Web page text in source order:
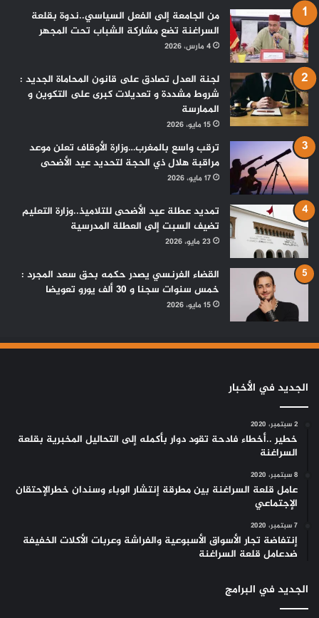
من الجامعة إلى الفعل السياسي..ندوة بقلعة
السراغنة تضع مشاركة الشباب تحت المجهر
4 مارس، 2026
لجنة العدل تصادق على قانون المحاماة الجديد :
شروط مشددة و تعديلات كبرى على التكوين و
الممارسة
15 مايو، 2026
ترقب واسع بالمغرب…وزارة الأوقاف تعلن موعد
مراقبة هلال ذي الحجة لتحديد عيد الأضحى
17 مايو، 2026
تمديد عطلة عيد الأضحى للتلاميذ..وزارة التعليم
تضيف السبت إلى العطلة المدرسية
23 مايو، 2026
القضاء الفرنسي يصدر حكمه بحق سعد المجرد :
خمس سنوات سجنا و 30 ألف يورو تعويضا
15 مايو، 2026
الجديد في الأخبار
2 سبتمبر، 2020
خطير ..أخطاء فادحة تقود دوار بأكمله إلى التحاليل المخبرية بقلعة
السراغنة
8 سبتمبر، 2020
عامل قلعة السراغنة بين مطرقة إنتشار الوباء وسندان خطرالإحتقان
الإجتماعي
7 سبتمبر، 2020
إنتفاضة تجار الأسواق الأسبوعية والفراشة وعربات الأكلات الخفيفة
ضدعامل قلعة السراغنة
الجديد في البرامج